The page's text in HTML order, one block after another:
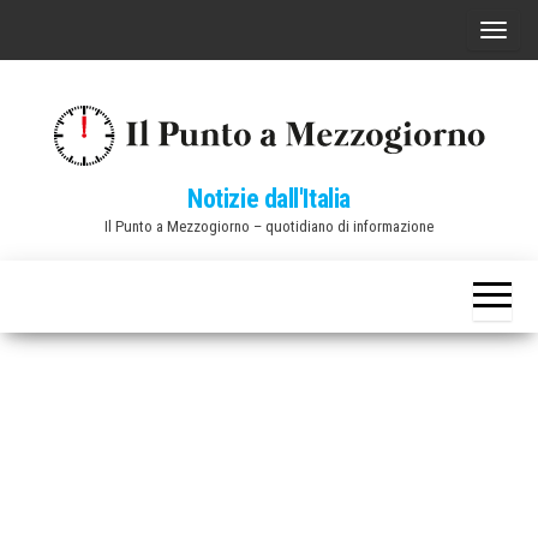
C
a
v
Notizie dall'Italia
Il Punto a Mezzogiorno – quotidiano di informazione